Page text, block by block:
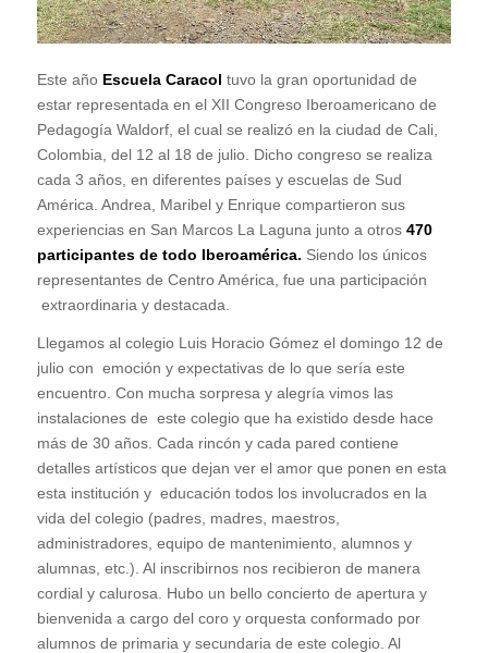
Este año Escuela Caracol tuvo la gran oportunidad de
estar representada en el XII Congreso Iberoamericano de
Pedagogía Waldorf, el cual se realizó en la ciudad de Cali,
Colombia, del 12 al 18 de julio. Dicho congreso se realiza
cada 3 años, en diferentes países y escuelas de Sud
América. Andrea, Maribel y Enrique compartieron sus
experiencias en San Marcos La Laguna junto a otros 470
participantes de todo Iberoamérica. Siendo los únicos
representantes de Centro América, fue una participación
extraordinaria y destacada.
Llegamos al colegio Luis Horacio Gómez el domingo 12 de
julio con emoción y expectativas de lo que sería este
encuentro. Con mucha sorpresa y alegría vimos las
instalaciones de este colegio que ha existido desde hace
más de 30 años. Cada rincón y cada pared contiene
detalles artísticos que dejan ver el amor que ponen en esta
esta institución y educación todos los involucrados en la
vida del colegio (padres, madres, maestros,
administradores, equipo de mantenimiento, alumnos y
alumnas, etc.). Al inscribirnos nos recibieron de manera
cordial y calurosa. Hubo un bello concierto de apertura y
bienvenida a cargo del coro y orquesta conformado por
alumnos de primaria y secundaria de este colegio. Al